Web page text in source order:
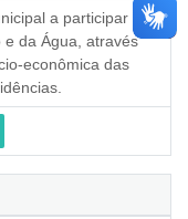
a participar do
da Água, através
econômica das